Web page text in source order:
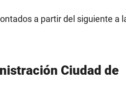
a partir del siguiente a
Ciudad de